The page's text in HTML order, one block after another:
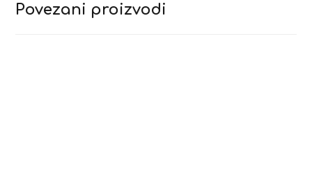
Povezani proizvodi